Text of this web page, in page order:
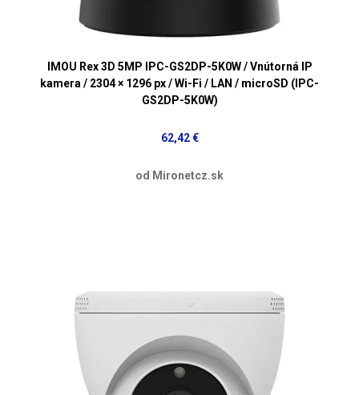
IMOU Rex 3D 5MP IPC-GS2DP-5K0W / Vnútorná IP
kamera / 2304 × 1296 px / Wi-Fi / LAN / microSD (IPC-
GS2DP-5K0W)
62,42 €
od Mironetcz.sk